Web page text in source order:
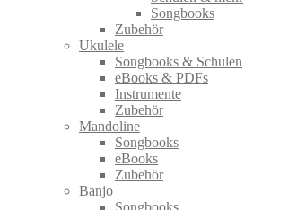
Songbooks
Zubehör
Ukulele
Songbooks & Schulen
eBooks & PDFs
Instrumente
Zubehör
Mandoline
Songbooks
eBooks
Zubehör
Banjo
Songbooks